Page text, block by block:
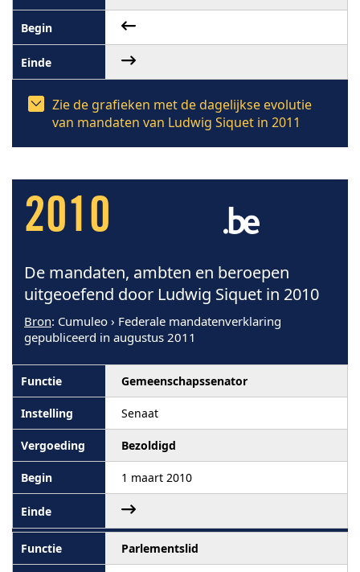
Zie de grafieken met de dagelijkse evolutie
van mandaten van Ludwig Siquet in 2011
2010
De mandaten, ambten en beroepen
uitgeoefend door Ludwig Siquet in 2010
Bron: Cumuleo › Federale mandatenverklaring
gepubliceerd in augustus 2011
Gemeenschapssenator
Senaat
Bezoldigd
1 maart 2010
Parlementslid